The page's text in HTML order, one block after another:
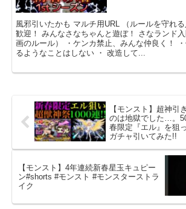
風邪引いたかも マルチ用URL （ルールを守れ
歓迎！ みんなさなちゃんと遊ぼ！ さなランド
画のルール） ・ケンカ禁止、みんな仲良く！
るようなことはしない ・ 改造して...
【モンスト】超神引
のは地獄でした…。
春限定『エル』を狙
ガチャ引いてみた!!
【モンスト】4年連続新春星玉キュピー
ン#shorts #モンスト #モンスターストラ
イク